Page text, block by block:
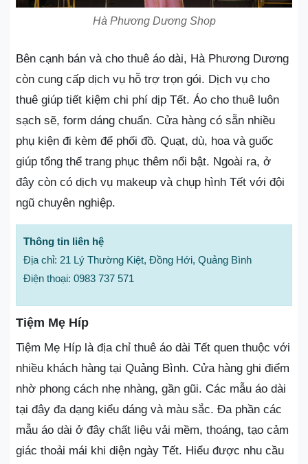
Hà Phương Dương Shop
Bên cạnh bán và cho thuê áo dài, Hà Phương Dương
còn cung cấp dịch vụ hỗ trợ trọn gói. Dịch vụ cho
thuê giúp tiết kiệm chi phí dịp Tết. Áo cho thuê luôn
sạch sẽ, form dáng chuẩn. Cửa hàng có sẵn nhiều
phụ kiện đi kèm để phối đồ. Quạt, dù, hoa và guốc
giúp tổng thể trang phục thêm nổi bật. Ngoài ra, ở
đây còn có dịch vụ makeup và chụp hình Tết với đội
ngũ chuyên nghiệp.
Thông tin liên hệ
Địa chỉ: 21 Lý Thường Kiệt, Đồng Hới, Quảng Bình
Điện thoại: 0983 737 571
Tiệm Mẹ Híp
Tiệm Mẹ Híp là địa chỉ thuê áo dài Tết quen thuộc với
nhiều khách hàng tại Quảng Bình. Cửa hàng ghi điểm
nhờ phong cách nhẹ nhàng, gần gũi. Các mẫu áo dài
tại đây đa dạng kiểu dáng và màu sắc. Đa phần các
mẫu áo dài ở đây chất liệu vải mềm, thoáng, tạo cảm
giác thoải mái khi diện ngày Tết. Hiểu được nhu cầu